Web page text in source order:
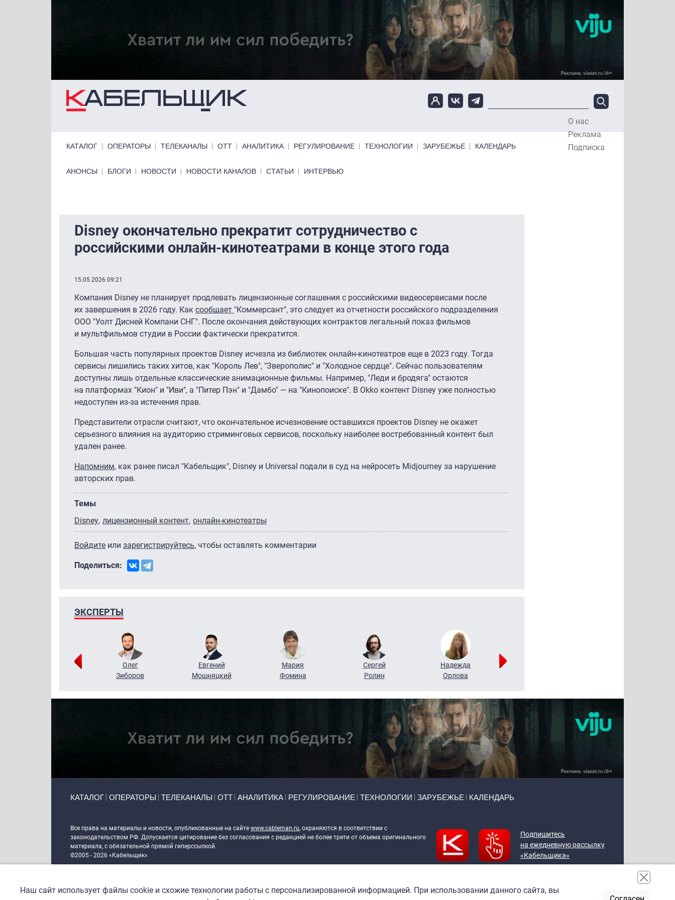
Перейти к основному содержанию
О нас
Реклама
Подписка
КАТАЛОГ ОПЕРАТОРЫ ТЕЛЕКАНАЛЫ ОТТ АНАЛИТИКА РЕГУЛИРОВАНИЕ ТЕХНОЛОГИИ ЗАРУБЕЖЬЕ КАЛЕНДАРЬ
Primary links bottom
АНОНСЫ БЛОГИ НОВОСТИ НОВОСТИ КАНАЛОВ СТАТЬИ ИНТЕРВЬЮ
Disney окончательно прекратит сотрудничество с
российскими онлайн-кинотеатрами в конце этого года
15.05.2026 09:21
Компания Disney не планирует продлевать лицензионные соглашения с российскими видеосервисами после
их завершения в 2026 году. Как сообщает "Коммерсант", это следует из отчетности российского подразделения
ООО "Уолт Дисней Компани СНГ". После окончания действующих контрактов легальный показ фильмов
и мультфильмов студии в России фактически прекратится.
Большая часть популярных проектов Disney исчезла из библиотек онлайн-кинотеатров еще в 2023 году. Тогда
сервисы лишились таких хитов, как "Король Лев", "Зверополис" и "Холодное сердце". Сейчас пользователям
доступны лишь отдельные классические анимационные фильмы. Например, "Леди и бродяга" остаются
на платформах "Кион" и "Иви", а "Питер Пэн" и "Дамбо" — на "Кинопоиске". В Okko контент Disney уже полностью
недоступен из-за истечения прав.
Представители отрасли считают, что окончательное исчезновение оставшихся проектов Disney не окажет
серьезного влияния на аудиторию стриминговых сервисов, поскольку наиболее востребованный контент был
удален ранее.
Напомним, как ранее писал "Кабельщик", Disney и Universal подали в суд на нейросеть Midjourney за нарушение
авторских прав.
Темы
Disney лицензионный контент онлайн-кинотеатры
Войдите или зарегистрируйтесь, чтобы оставлять комментарии
Поделиться:
ЭКСПЕРТЫ
Олег
Зиборов
Евгений
Мошняцкий
Мария
Фомина
Сергей
Ролин
Надежда
Орлова
КАТАЛОГ ОПЕРАТОРЫ ТЕЛЕКАНАЛЫ ОТТ АНАЛИТИКА РЕГУЛИРОВАНИЕ ТЕХНОЛОГИИ ЗАРУБЕЖЬЕ КАЛЕНДАРЬ
Все права на материалы и новости, опубликованные на сайте www.cableman.ru, охраняются в соответствии с
законодательством РФ. Допускается цитирование без согласования с редакцией не более трети от объема оригинального
материала, с обязательной прямой гиперссылкой.
©2005 - 2026 «Кабельщик»
DrupalCoder — поддержка сайта c 2017 года
Подпишитесь
на ежедневную рассылку
«Кабельщика»
Наш сайт использует файлы cookie и схожие технологии работы с персонализированной информацией. При использовании данного сайта, вы